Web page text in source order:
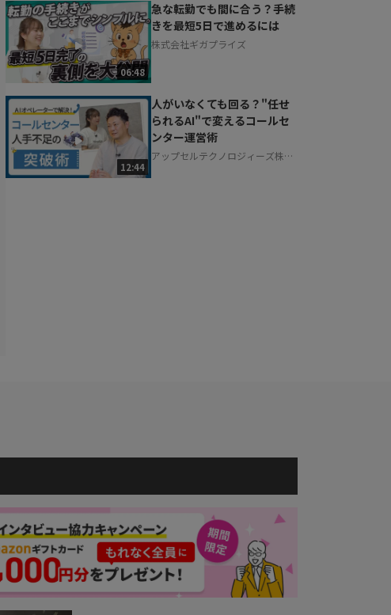
06:48
急な転勤でも間に合う？手続
きを最短5日で進めるには
株式会社ギガプライズ
12:44
人がいなくても回る？"任せ
られるAI"で変えるコールセ
ンター運営術
アップセルテクノロジィーズ株式